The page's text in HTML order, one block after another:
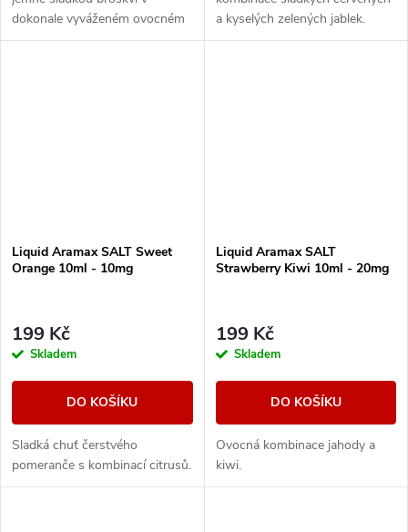
dokonale vyváženém ovocném
mixu.
a kyselých zelených jablek.
Liquid Aramax SALT Sweet
Orange 10ml - 10mg
199 Kč
Skladem
DO KOŠÍKU
Sladká chuť čerstvého
pomeranče s kombinací citrusů.
Liquid Aramax SALT
Strawberry Kiwi 10ml - 20mg
199 Kč
Skladem
DO KOŠÍKU
Ovocná kombinace jahody a
kiwi.